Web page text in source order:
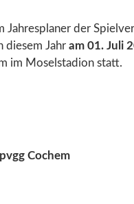
Jahresplaner der
diesem Jahr am 01. Juli
im Moselstadion statt.
Cochem